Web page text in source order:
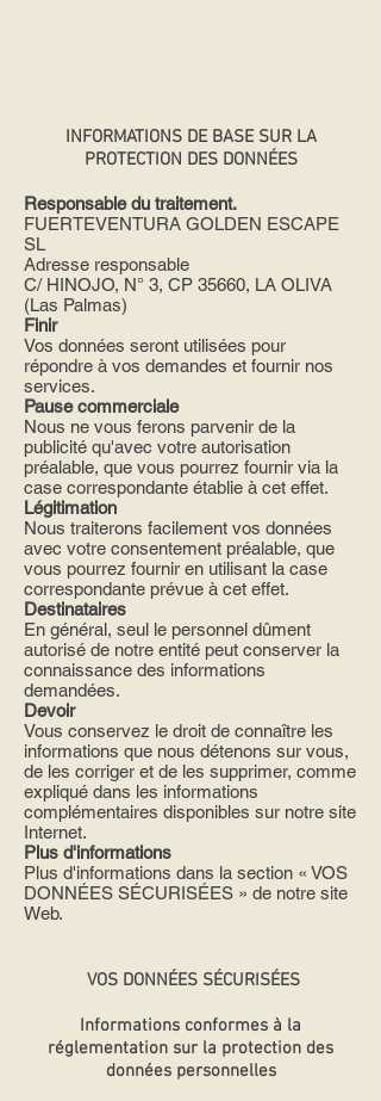
INFORMATIONS DE BASE SUR LA
PROTECTION DES DONNÉES
Responsable du traitement.
FUERTEVENTURA GOLDEN ESCAPE
SL
Adresse responsable
C/ HINOJO, N° 3, CP 35660, LA OLIVA
(Las Palmas)
Finir
Vos données seront utilisées pour
répondre à vos demandes et fournir nos
services.
Pause commerciale
Nous ne vous ferons parvenir de la
publicité qu'avec votre autorisation
préalable, que vous pourrez fournir via la
case correspondante établie à cet effet.
Légitimation
Nous traiterons facilement vos données
avec votre consentement préalable, que
vous pourrez fournir en utilisant la case
correspondante prévue à cet effet.
Destinataires
En général, seul le personnel dûment
autorisé de notre entité peut conserver la
connaissance des informations
demandées.
Devoir
Vous conservez le droit de connaître les
informations que nous détenons sur vous,
de les corriger et de les supprimer, comme
expliqué dans les informations
complémentaires disponibles sur notre site
Internet.
Plus d'informations
Plus d'informations dans la section « VOS
DONNÉES SÉCURISÉES » de notre site
Web.
VOS DONNÉES SÉCURISÉES
Informations conformes à la
réglementation sur la protection des
données personnelles